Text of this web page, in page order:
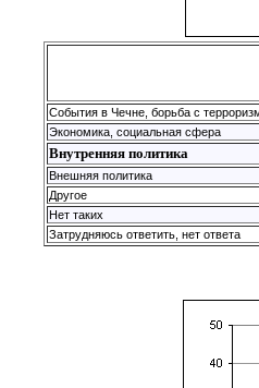
События в Чечне, борьба с
Экономика, социальная сфера
Внутренняя политика
Внешняя политика
Другое
Нет таких
Затрудняюсь ответить, нет ответа